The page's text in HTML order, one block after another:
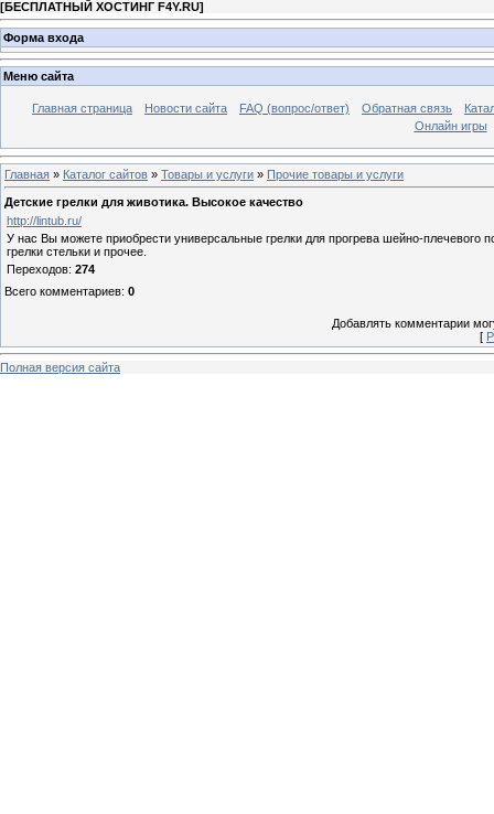
[БЕСПЛАТНЫЙ ХОСТИНГ F4Y.RU]
Форма входа
Меню сайта
Главная страница Новости сайта FAQ (вопрос/ответ) Обратная связь
Онлайн игры
Главная » Каталог сайтов » Товары и услуги » Прочие товары и услуги
Детские грелки для животика. Высокое качество
http://lintub.ru/
У нас Вы можете приобрести универсальные грелки для прогрева шейно-плечевого
грелки стельки и прочее.
Переходов: 274
Всего комментариев: 0
Добавлять комментарии
[
Полная версия сайта